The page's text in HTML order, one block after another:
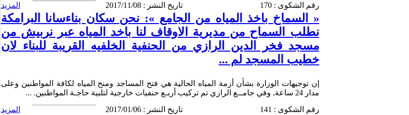
رقم الشكوى : 170
تاريخ النشر : 2017/11/08 المزيد
« السماخ باخذ المياه من الجامع »: نحن سكان بناءسانا البرامكة
نطلب السماح من مديرية الاوقاف لنا باخد المياه عبر نربيش من
مسجد فخر الدين الرازي من الحنفية الخلفيه القريبة للبناء لان
خطيب المسجد لم ...
إن توجيهات الوزارة بشأن أزمة المياه الحالية هي فتح المساجد ومنح المياه لكافة المواطنين وعلى
مدار 24 ساعة, وفي جامــع الرازي تم تركيب أربـع حنفيات خارجية لتلبية حاجـة المواطنين. ...
رقم الشكوى : 141
تاريخ النشر : 2017/01/06 المزيد